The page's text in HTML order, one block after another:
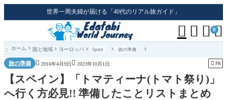
世界一周夫婦が届ける「40代のリアル旅ガイド」
   0
 ホーム 国と地域 ヨーロッパ Spain 旅の準備
旅の準備  2016年4月9日  2023年10月1日  PR
【スペイン】「トマティーナ(トマト祭り)」
へ行く方必見!! 準備したことリストまとめ